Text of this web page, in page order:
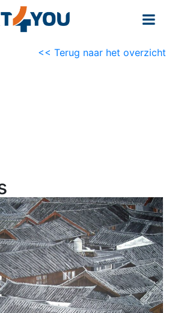
<< Terug naar het overzicht